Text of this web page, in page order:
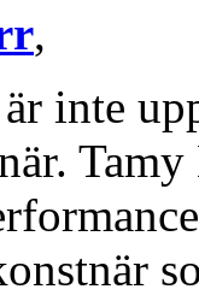
,
inte